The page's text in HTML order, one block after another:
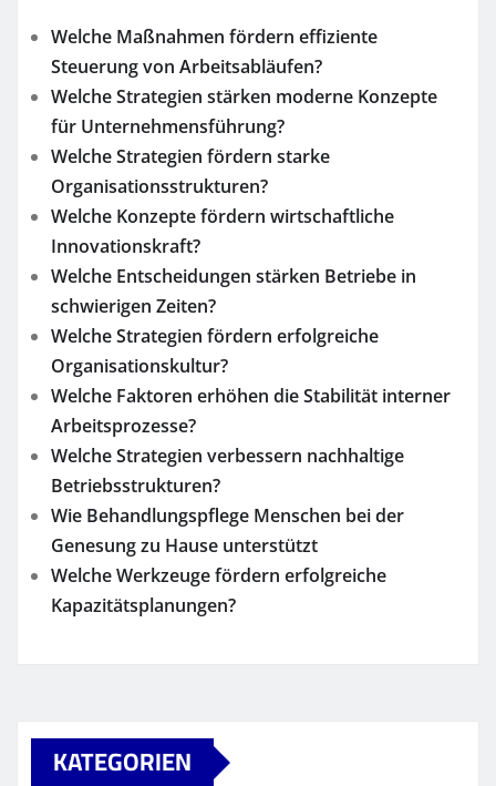
Welche Maßnahmen fördern effiziente
Steuerung von Arbeitsabläufen?
Welche Strategien stärken moderne Konzepte
für Unternehmensführung?
Welche Strategien fördern starke
Organisationsstrukturen?
Welche Konzepte fördern wirtschaftliche
Innovationskraft?
Welche Entscheidungen stärken Betriebe in
schwierigen Zeiten?
Welche Strategien fördern erfolgreiche
Organisationskultur?
Welche Faktoren erhöhen die Stabilität interner
Arbeitsprozesse?
Welche Strategien verbessern nachhaltige
Betriebsstrukturen?
Wie Behandlungspflege Menschen bei der
Genesung zu Hause unterstützt
Welche Werkzeuge fördern erfolgreiche
Kapazitätsplanungen?
KATEGORIEN